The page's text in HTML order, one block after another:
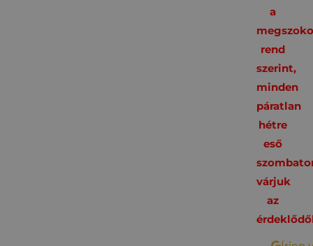
a
rend
szerint,
minden
páratlan
hétre
eső
várjuk
az